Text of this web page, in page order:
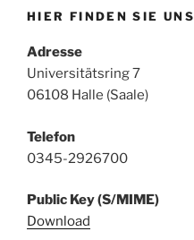
Antrag
eines
auf
Unterlassung
wegen
RDG
zurück“
HIER FINDEN SIE UNS
Adresse
Universitätsring 7
06108 Halle (Saale)
Telefon
0345-2926700
Public Key (S/MIME)
Download